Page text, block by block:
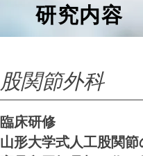
研究内容
股関節外科
​​臨床研修
山形大学式人工股関節